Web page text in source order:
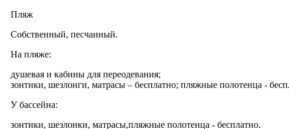
Пляж
Собственный, песчанный.
На пляже:
душевая и кабины для переодевания;
зонтики, шезлонги, матрасы – бесплатно; пляжные полотенца -
У бассейна:
зонтики, шезлонки, матрасы,пляжные полотенца - бесплатно.